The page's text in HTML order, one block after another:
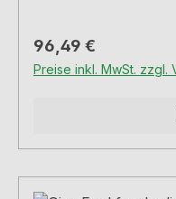
Regulärer Preis:
96,49 €
Preise inkl. MwSt. zzgl.